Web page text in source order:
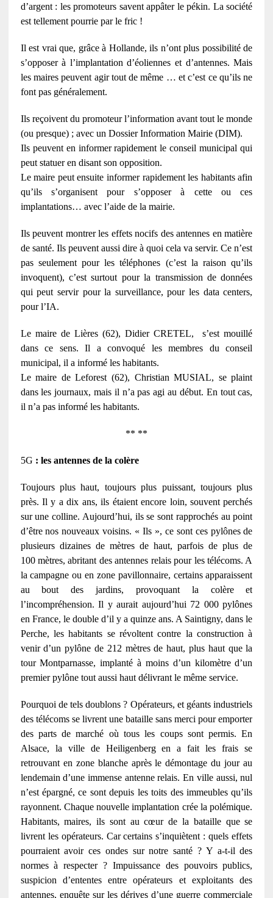
d’argent : les promoteurs savent appâter le pékin. La société
est tellement pourrie par le fric !
Il est vrai que, grâce à Hollande, ils n’ont plus possibilité de
s’opposer à l’implantation d’éoliennes et d’antennes. Mais
les maires peuvent agir tout de même … et c’est ce qu’ils ne
font pas généralement.
Ils reçoivent du promoteur l’information avant tout le monde
(ou presque) ; avec un Dossier Information Mairie (DIM).
Ils peuvent en informer rapidement le conseil municipal qui
peut statuer en disant son opposition.
Le maire peut ensuite informer rapidement les habitants afin
qu’ils s’organisent pour s’opposer à cette ou ces
implantations… avec l’aide de la mairie.
Ils peuvent montrer les effets nocifs des antennes en matière
de santé. Ils peuvent aussi dire à quoi cela va servir. Ce n’est
pas seulement pour les téléphones (c’est la raison qu’ils
invoquent), c’est surtout pour la transmission de données
qui peut servir pour la surveillance, pour les data centers,
pour l’IA.
Le maire de Lières (62), Didier CRETEL, s’est mouillé
dans ce sens. Il a convoqué les membres du conseil
municipal, il a informé les habitants.
Le maire de Leforest (62), Christian MUSIAL, se plaint
dans les journaux, mais il n’a pas agi au début. En tout cas,
il n’a pas informé les habitants.
** **
5G : les antennes de la colère
Toujours plus haut, toujours plus puissant, toujours plus
près. Il y a dix ans, ils étaient encore loin, souvent perchés
sur une colline. Aujourd’hui, ils se sont rapprochés au point
d’être nos nouveaux voisins. « Ils », ce sont ces pylônes de
plusieurs dizaines de mètres de haut, parfois de plus de
100 mètres, abritant des antennes relais pour les télécoms. A
la campagne ou en zone pavillonnaire, certains apparaissent
au bout des jardins, provoquant la colère et
l’incompréhension. Il y aurait aujourd’hui 72 000 pylônes
en France, le double d’il y a quinze ans. A Saintigny, dans le
Perche, les habitants se révoltent contre la construction à
venir d’un pylône de 212 mètres de haut, plus haut que la
tour Montparnasse, implanté à moins d’un kilomètre d’un
premier pylône tout aussi haut délivrant le même service.
Pourquoi de tels doublons ? Opérateurs, et géants industriels
des télécoms se livrent une bataille sans merci pour emporter
des parts de marché où tous les coups sont permis. En
Alsace, la ville de Heiligenberg en a fait les frais se
retrouvant en zone blanche après le démontage du jour au
lendemain d’une immense antenne relais. En ville aussi, nul
n’est épargné, ce sont depuis les toits des immeubles qu’ils
rayonnent. Chaque nouvelle implantation crée la polémique.
Habitants, maires, ils sont au cœur de la bataille que se
livrent les opérateurs. Car certains s’inquiètent : quels effets
pourraient avoir ces ondes sur notre santé ? Y a-t-il des
normes à respecter ? Impuissance des pouvoirs publics,
suspicion d’ententes entre opérateurs et exploitants des
antennes, enquête sur les dérives d’une guerre commerciale